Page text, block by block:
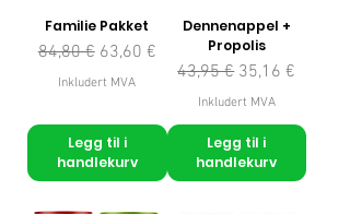
Familie Pakket
Vanlig pris
84,80 € Salgspris
63,60 €
Inkludert MVA
Legg til i
handlekurv
Dennenappel +
Propolis
Vanlig pris
43,95 € Salgspris
35,16 €
Inkludert MVA
Legg til i
handlekurv